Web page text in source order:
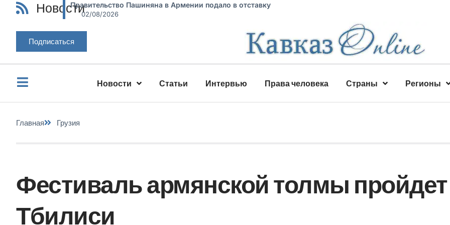
НовостиПравительство Пашиняна в Армении подало в отставку
02/08/2026
Подписаться
Новости Статьи Интервью Права человека Страны Регионы
Главная Грузия
Фестиваль армянской толмы
Тбилиси